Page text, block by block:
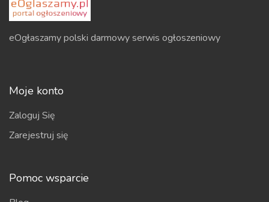
eOgłaszamy polski darmowy serwis ogłoszeniowy
Moje konto
Zaloguj Się
Zarejestruj się
Pomoc wsparcie